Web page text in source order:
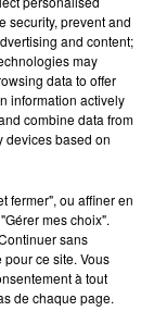
Gémeaux
security, prevent and
and content;
may
data to offer
information actively
combine data from
devices based on
fermer", ou affiner en
mes choix".
sans
ce site. Vous
à tout
de chaque page.